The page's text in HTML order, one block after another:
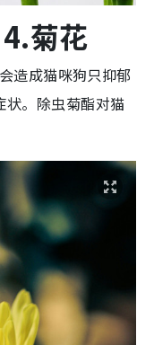
4.菊花
造成猫咪狗只抑郁
状。除虫菊酯对猫